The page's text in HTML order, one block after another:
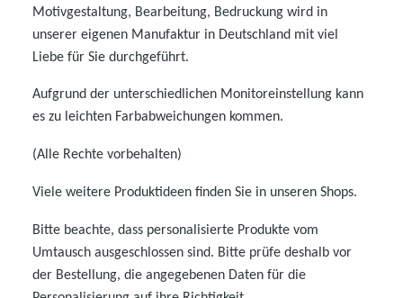
Motivgestaltung, Bearbeitung, Bedruckung wird in
unserer eigenen Manufaktur in Deutschland mit viel
Liebe für Sie durchgeführt.
Aufgrund der unterschiedlichen Monitoreinstellung kann
es zu leichten Farbabweichungen kommen.
(Alle Rechte vorbehalten)
Viele weitere Produktideen finden Sie in unseren Shops.
Bitte beachte, dass personalisierte Produkte vom
Umtausch ausgeschlossen sind. Bitte prüfe deshalb vor
der Bestellung, die angegebenen Daten für die